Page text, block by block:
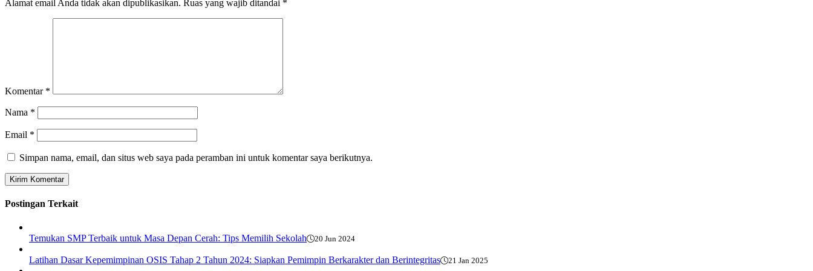
Alamat email Anda tidak akan dipublikasikan. Ruas yang wajib ditandai *
Komentar *
Nama *
Email *
Simpan nama, email, dan situs web saya pada peramban ini untuk komentar saya berikutnya.
Postingan Terkait
Temukan SMP Terbaik untuk Masa Depan Cerah: Tips Memilih Sekolah 20 Jun 2024
Latihan Dasar Kepemimpinan OSIS Tahap 2 Tahun 2024: Siapkan Pemimpin Berkarakter dan Berintegritas 21 Jan 2025